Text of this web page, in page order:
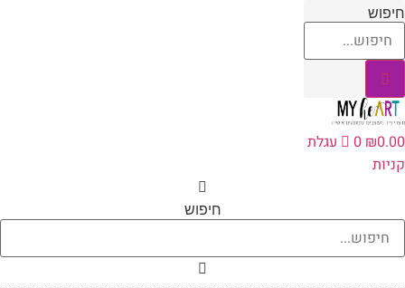
₪
0
עגלת
חיפוש